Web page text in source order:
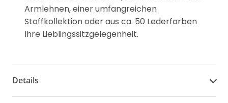
Armlehnen, einer umfangreichen
Stoffkollektion oder aus ca. 50 Lederfarben
Ihre Lieblingssitzgelegenheit.
Details